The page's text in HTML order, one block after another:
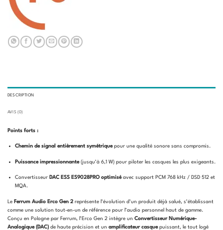
DESCRIPTION
AVIS (0)
Points forts :
Chemin de signal entièrement symétriquepour une qualité sonore sans compromis.
Puissance impressionnante(jusqu’à 6,1 W) pour piloter les casques les plus exigeants.
Convertisseur DAC ESS ES9028PRO optimiséavec support PCM 768 kHz / DSD 512 et
MQA.
Le Ferrum Audio Erco Gen 2 représente l’évolution d’un produit déjà salué, s’établissant
comme une solution tout-en-un de référence pour l’audio personnel haut de gamme.
Conçu en Pologne par Ferrum, l’Erco Gen 2 intègre un Convertisseur Numérique-
Analogique (DAC)de haute précision et un amplificateur casquepuissant, le tout logé